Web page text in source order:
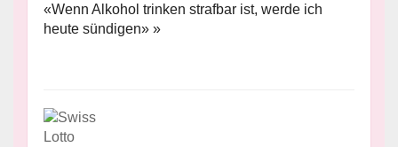
«Wenn Alkohol trinken strafbar ist, werde ich
heute sündigen» »